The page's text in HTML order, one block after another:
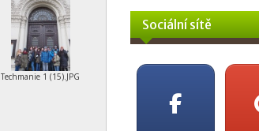
Techmanie 1 (15).JPG
Sociální sítě